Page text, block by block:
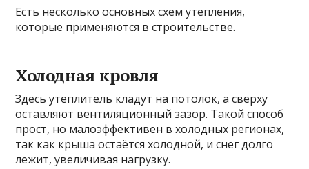
Есть несколько основных схем утепления,
которые применяются в строительстве.
Холодная кровля
Здесь утеплитель кладут на потолок, а сверху
оставляют вентиляционный зазор. Такой способ
прост, но малоэффективен в холодных регионах,
так как крыша остаётся холодной, и снег долго
лежит, увеличивая нагрузку.